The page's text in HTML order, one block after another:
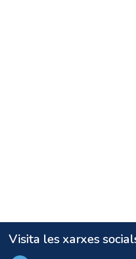
Visita les xarxes